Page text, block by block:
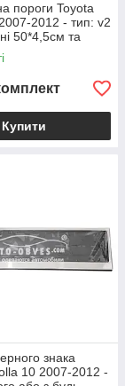
пороги Toyota
2012 - тип: v2
50*4,5см та
Купити
знака
10 2007-2012 -